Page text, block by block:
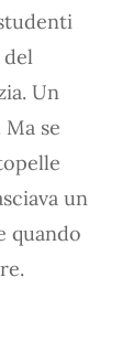
Un
se
un
quando